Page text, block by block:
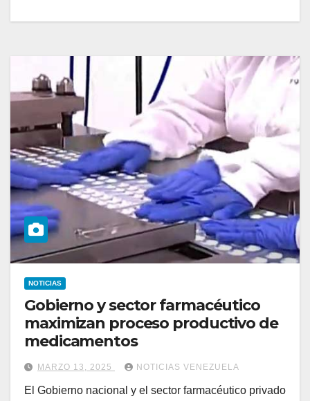
NOTICIAS
Gobierno y sector farmacéutico
maximizan proceso productivo de
medicamentos
MARZO 13, 2025 NOTICIAS VENEZUELA
El Gobierno nacional y el sector farmacéutico privado